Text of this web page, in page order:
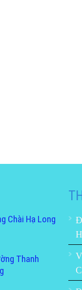
Chài Hạ Long
Thanh